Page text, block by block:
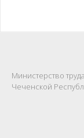
Министерство
Чеченской